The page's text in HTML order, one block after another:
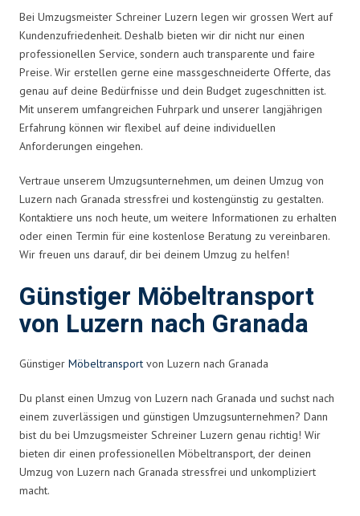
Bei Umzugsmeister Schreiner Luzern legen wir grossen Wert auf
Kundenzufriedenheit. Deshalb bieten wir dir nicht nur einen
professionellen Service, sondern auch transparente und faire
Preise. Wir erstellen gerne eine massgeschneiderte Offerte, das
genau auf deine Bedürfnisse und dein Budget zugeschnitten ist.
Mit unserem umfangreichen Fuhrpark und unserer langjährigen
Erfahrung können wir flexibel auf deine individuellen
Anforderungen eingehen.
Vertraue unserem Umzugsunternehmen, um deinen Umzug von
Luzern nach Granada stressfrei und kostengünstig zu gestalten.
Kontaktiere uns noch heute, um weitere Informationen zu erhalten
oder einen Termin für eine kostenlose Beratung zu vereinbaren.
Wir freuen uns darauf, dir bei deinem Umzug zu helfen!
Günstiger Möbeltransport
von Luzern nach Granada
Günstiger Möbeltransport von Luzern nach Granada
Du planst einen Umzug von Luzern nach Granada und suchst nach
einem zuverlässigen und günstigen Umzugsunternehmen? Dann
bist du bei Umzugsmeister Schreiner Luzern genau richtig! Wir
bieten dir einen professionellen Möbeltransport, der deinen
Umzug von Luzern nach Granada stressfrei und unkompliziert
macht.